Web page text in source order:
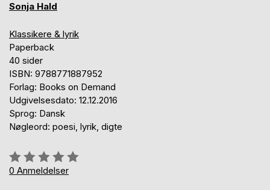
Sonja Hald
Klassikere & lyrik
Paperback
40 sider
ISBN: 9788771887952
Forlag: Books on Demand
Udgivelsesdato: 12.12.2016
Sprog: Dansk
Nøgleord: poesi, lyrik, digte
Anmeldelse::
0%
0 Anmeldelser